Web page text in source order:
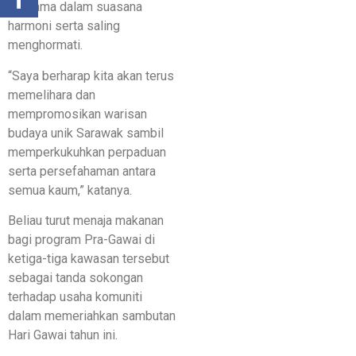
bersama dalam suasana
harmoni serta saling
menghormati.
“Saya berharap kita akan terus
memelihara dan
mempromosikan warisan
budaya unik Sarawak sambil
memperkukuhkan perpaduan
serta persefahaman antara
semua kaum,” katanya.
Beliau turut menaja makanan
bagi program Pra-Gawai di
ketiga-tiga kawasan tersebut
sebagai tanda sokongan
terhadap usaha komuniti
dalam memeriahkan sambutan
Hari Gawai tahun ini.